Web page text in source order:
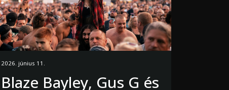
2026. június 11.
Blaze Bayley, Gus G és